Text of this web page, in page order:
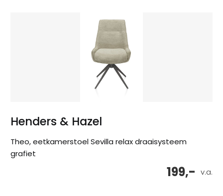
Henders & Hazel
Theo, eetkamerstoel Sevilla relax draaisysteem
grafiet
v.a.
199,-